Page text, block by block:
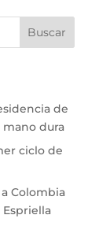
Buscar
de
mano dura
ciclo de
Colombia